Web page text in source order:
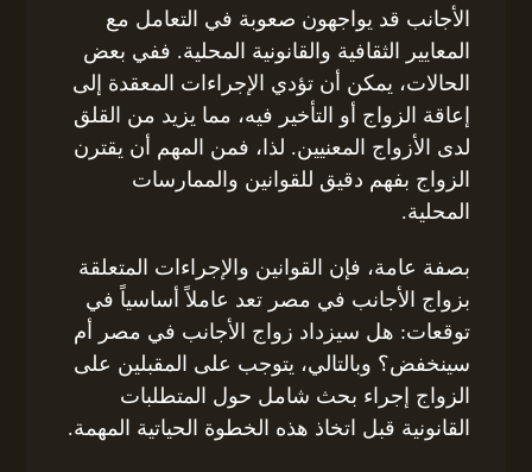
الأجانب قد يواجهون صعوبة في التعامل مع
المعايير الثقافية والقانونية المحلية. ففي بعض
الحالات، يمكن أن تؤدي الإجراءات المعقدة إلى
إعاقة الزواج أو التأخير فيه، مما يزيد من القلق
لدى الأزواج المعنيين. لذا، فمن المهم أن يقترن
الزواج بفهم دقيق للقوانين والممارسات
المحلية.
بصفة عامة، فإن القوانين والإجراءات المتعلقة
بزواج الأجانب في مصر تعد عاملاً أساسياً في
توقعات: هل سيزداد زواج الأجانب في مصر أم
سينخفض؟ وبالتالي، يتوجب على المقبلين على
الزواج إجراء بحث شامل حول المتطلبات
القانونية قبل اتخاذ هذه الخطوة الحياتية المهمة.